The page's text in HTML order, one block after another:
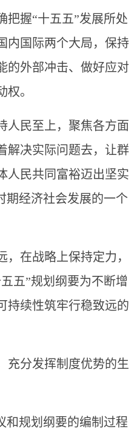
握“十五五”发展所处
内国际两个大局，保持
的外部冲击、做好应对
。
民至上，聚焦各方面
解决实际问题去，让群
人民共同富裕迈出坚实
期经济社会发展的一个
在战略上保持定力，
五”规划纲要为不断增
持续性筑牢行稳致远的
分发挥制度优势的生
规划纲要的编制过程